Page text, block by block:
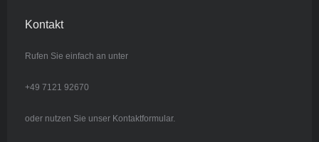
Kontakt
Rufen Sie einfach an unter
+49 7121 92670
oder nutzen Sie unser Kontaktformular.